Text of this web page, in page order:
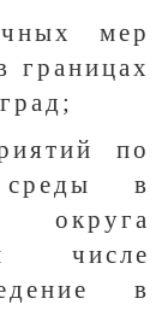
мер
границах
по
среды в
округа
числе
в